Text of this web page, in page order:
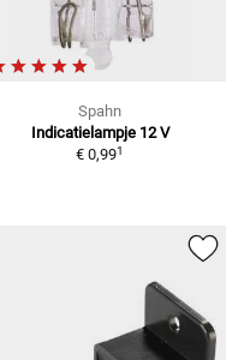
Spahn
Indicatielampje 12 V
€ 0,991